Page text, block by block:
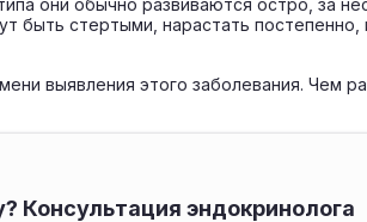
они обычно развиваются остро, за
быть стертыми, нарастать
выявления этого заболевания. Чем
Консультация эндокринолога